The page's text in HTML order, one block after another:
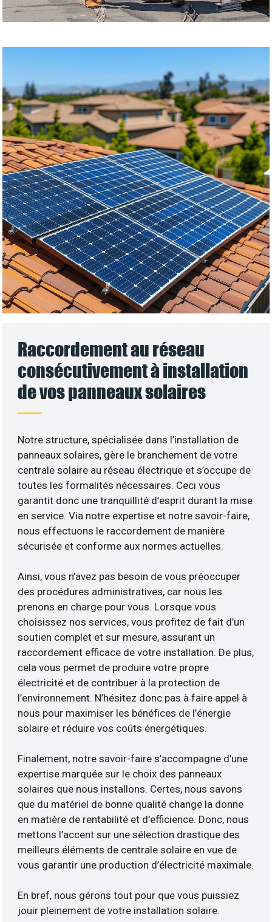
Raccordement au réseau
consécutivement à installation
de vos panneaux solaires
Notre structure, spécialisée dans l’installation de
panneaux solaires, gère le branchement de votre
centrale solaire au réseau électrique et s’occupe de
toutes les formalités nécessaires. Ceci vous
garantit donc une tranquillité d’esprit durant la mise
en service. Via notre expertise et notre savoir-faire,
nous effectuons le raccordement de manière
sécurisée et conforme aux normes actuelles.
Ainsi, vous n’avez pas besoin de vous préoccuper
des procédures administratives, car nous les
prenons en charge pour vous. Lorsque vous
choisissez nos services, vous profitez de fait d’un
soutien complet et sur mesure, assurant un
raccordement efficace de votre installation. De plus,
cela vous permet de produire votre propre
électricité et de contribuer à la protection de
l’environnement. N’hésitez donc pas à faire appel à
nous pour maximiser les bénéfices de l’énergie
solaire et réduire vos coûts énergétiques.
Finalement, notre savoir-faire s’accompagne d’une
expertise marquée sur le choix des panneaux
solaires que nous installons. Certes, nous savons
que du matériel de bonne qualité change la donne
en matière de rentabilité et d’efficience. Donc, nous
mettons l’accent sur une sélection drastique des
meilleurs éléments de centrale solaire en vue de
vous garantir une production d’électricité maximale.
En bref, nous gérons tout pour que vous puissiez
jouir pleinement de votre installation solaire.